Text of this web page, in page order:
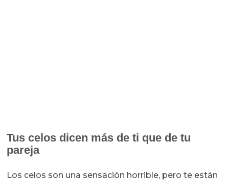
Tus celos dicen más de ti que de tu
pareja
Los celos son una sensación horrible, pero te están